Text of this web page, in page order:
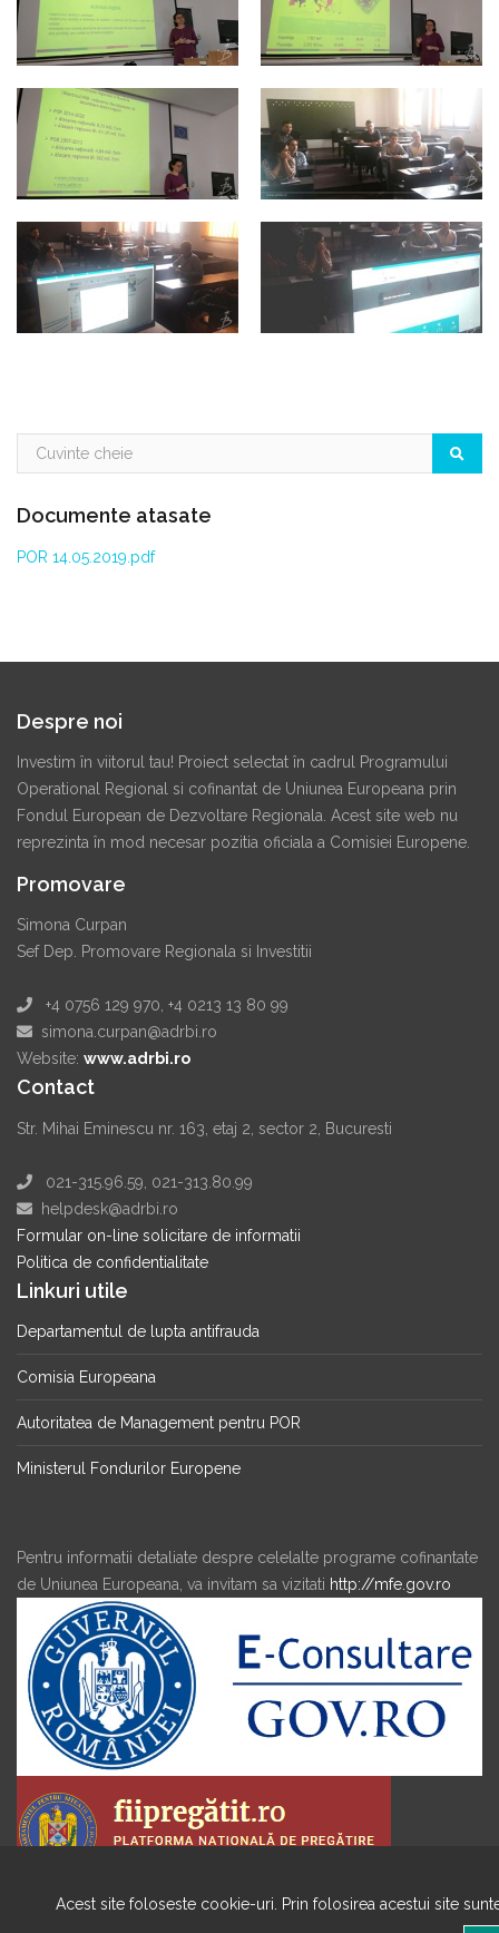
Documente atasate
POR 14.05.2019.pdf
Despre noi
Investim în viitorul tau! Proiect selectat în cadrul Programului
Operational Regional si cofinantat de Uniunea Europeana prin
Fondul European de Dezvoltare Regionala. Acest site web nu
reprezinta în mod necesar pozitia oficiala a Comisiei Europene.
Promovare
Simona Curpan
Sef Dep. Promovare Regionala si Investitii
+4 0756 129 970, +4 0213 13 80 99
simona.curpan@adrbi.ro
Website: www.adrbi.ro
Contact
Str. Mihai Eminescu nr. 163, etaj 2, sector 2, Bucuresti
021-315.96.59, 021-313.80.99
helpdesk@adrbi.ro
Formular on-line solicitare de informatii
Politica de confidentialitate
Linkuri utile
Departamentul de lupta antifrauda
Comisia Europeana
Autoritatea de Management pentru POR
Ministerul Fondurilor Europene
Pentru informatii detaliate despre celelalte programe cofinantate
de Uniunea Europeana, va invitam sa vizitati http://mfe.gov.ro
Acest site foloseste cookie-uri. Prin folosirea acestui site